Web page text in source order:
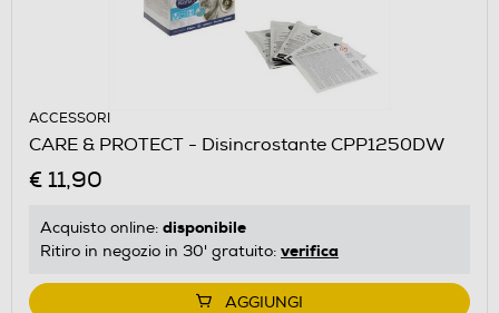
ACCESSORI
CARE & PROTECT - Disincrostante CPP1250DW
€ 11,90
Acquisto online: disponibile
Ritiro in negozio in 30' gratuito: verifica
AGGIUNGI